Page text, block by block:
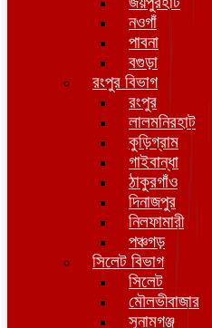
নওগাঁ
পাবনা
বগুড়া
রংপুর বিভাগ
রংপুর
লালমনিরহাট
কুড়িগ্রাম
গাইবান্ধা
ঠাকুরগাঁও
দিনাজপুর
নিলফামারী
পঞ্চগড়
সিলেট বিভাগ
সিলেট
মৌলভীবাজার
সুনামগঞ্জ